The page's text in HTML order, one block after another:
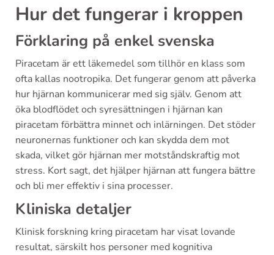
Hur det fungerar i kroppen
Förklaring på enkel svenska
Piracetam är ett läkemedel som tillhör en klass som
ofta kallas nootropika. Det fungerar genom att påverka
hur hjärnan kommunicerar med sig själv. Genom att
öka blodflödet och syresättningen i hjärnan kan
piracetam förbättra minnet och inlärningen. Det stöder
neuronernas funktioner och kan skydda dem mot
skada, vilket gör hjärnan mer motståndskraftig mot
stress. Kort sagt, det hjälper hjärnan att fungera bättre
och bli mer effektiv i sina processer.
Kliniska detaljer
Klinisk forskning kring piracetam har visat lovande
resultat, särskilt hos personer med kognitiva